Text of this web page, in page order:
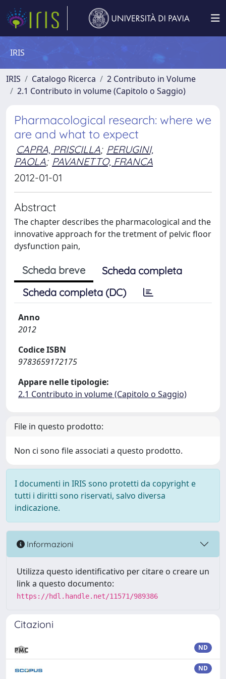
IRIS
IRIS Catalogo Ricerca
2 Contributo in Volume
2.1 Contributo in volume (Capitolo o Saggio)
Pharmacological research: where we
are and what to expect
CAPRA, PRISCILLA; PERUGINI,
PAOLA; PAVANETTO, FRANCA
2012-01-01
Abstract
The chapter describes the pharmacological and the
innovative approach for the tretment of pelvic floor
dysfunction pain,
Scheda breve
Scheda completa
Scheda completa (DC)
Anno
2012
Codice ISBN
9783659172175
Appare nelle tipologie:
2.1 Contributo in volume (Capitolo o Saggio)
File in questo prodotto:
Non ci sono file associati a questo prodotto.
I documenti in IRIS sono protetti da copyright e
tutti i diritti sono riservati, salvo diversa
indicazione.
Informazioni
Utilizza questo identificativo per citare o creare un
link a questo documento:
https://hdl.handle.net/11571/989386
Citazioni
ND
ND